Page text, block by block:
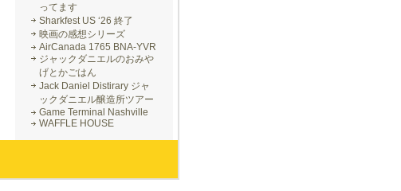
ってます
Sharkfest US ‘26 終了
映画の感想シリーズ
AirCanada 1765 BNA-YVR
ジャックダニエルのおみや
げとかごはん
Jack Daniel Distirary ジャ
ックダニエル醸造所ツアー
Game Terminal Nashville
WAFFLE HOUSE